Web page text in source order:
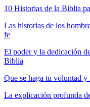
10 Historias de la Biblia
Las historias de los
fe
El poder y la dedicación
Biblia
Que se haga tu voluntad
La explicación profunda